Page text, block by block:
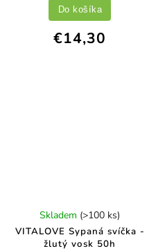
€14,30
Do košíka
VITALOVE Sypaná svíčka -
žlutý vosk 50h
Skladem (>100 ks)